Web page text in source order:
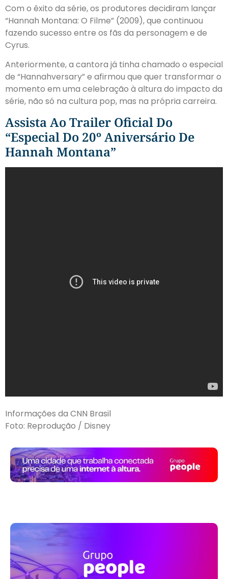
Com o êxito da série, os produtores decidiram lançar
“Hannah Montana: O Filme” (2009), que continuou
fazendo sucesso entre os fãs da personagem e de
Cyrus.
Anteriormente, a cantora já tinha chamado o especial
de “Hannahversary” e afirmou que quer transformar o
momento em uma celebração à altura do impacto da
série, não só na cultura pop, mas na própria carreira.
Assista Ao Trailer Oficial Do
“Especial Do 20º Aniversário De
Hannah Montana”
Informações da CNN Brasil
Foto: Reprodução / Disney